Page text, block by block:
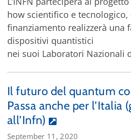
how scientifico e tecnologico,
finanziamento realizzerà una
dispositivi quantistici
nei suoi Laboratori Nazionali
Il futuro del quantum
Passa anche per l’Italia
all’Infn)
September 11, 2020